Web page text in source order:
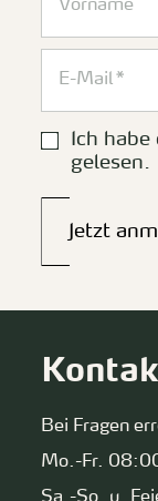
Ich habe
gelesen.
Jetzt
Bei Fragen
Mo.-Fr.
Sa.-So. u.